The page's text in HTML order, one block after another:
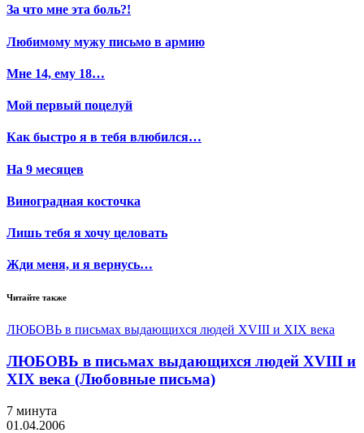
За что мне эта боль?!
Любимому мужу письмо в армию
Мне 14, ему 18…
Мой первый поцелуй
Как быстро я в тебя влюбился…
На 9 месяцев
Виноградная косточка
Лишь тебя я хочу целовать
Жди меня, и я вернусь…
Читайте также
ЛЮБОВЬ в письмах выдающихся людей XVIII и XIX века
ЛЮБОВЬ в письмах выдающихся людей XVIII и
XIX века (Любовные письма)
7 минута
01.04.2006